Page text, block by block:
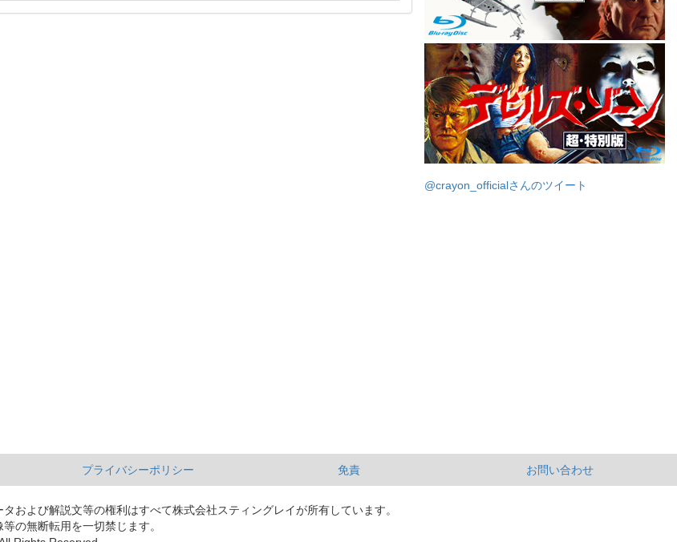
@crayon_officialさんのツイート
プライバシーポリシー 免責 お問い合わせ
および解説文等の権利はすべて株式会社スティングレイが所有しています。
の無断転用を一切禁じます。